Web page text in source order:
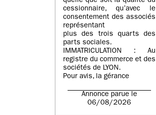
cessionnaire, qu’avec le
consentement des associés
représentant
plus des trois quarts des
parts sociales.
IMMATRICULATION : Au
registre du commerce et des
sociétés de LYON.
Pour avis, la gérance
Annonce parue le
06/08/2026